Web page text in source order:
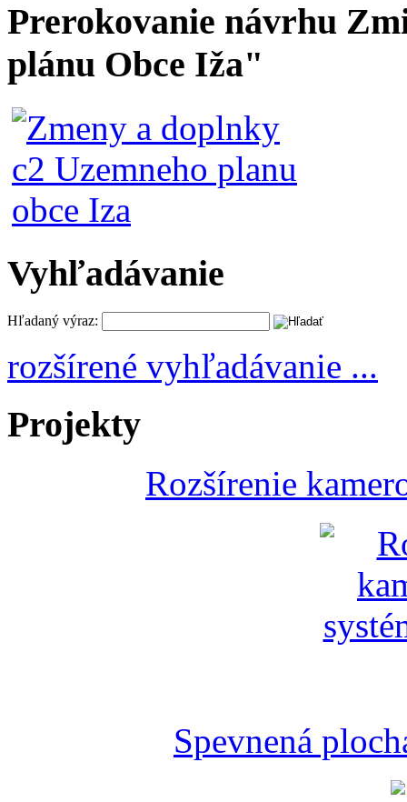
Prerokovanie návrhu
plánu Obce Iža"
Vyhľadávanie
Hľadaný výraz:
rozšírené vyhľadávanie ...
Projekty
Rozšírenie
Spevnená